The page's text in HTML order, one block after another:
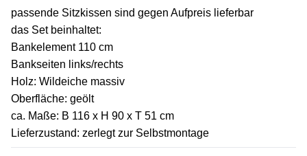
passende Sitzkissen sind gegen Aufpreis lieferbar
das Set beinhaltet:
Bankelement 110 cm
Bankseiten links/rechts
Holz: Wildeiche massiv
Oberfläche: geölt
ca. Maße: B 116 x H 90 x T 51 cm
Lieferzustand: zerlegt zur Selbstmontage